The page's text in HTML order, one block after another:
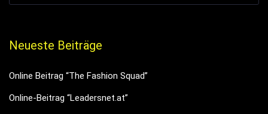
Neueste Beiträge
Online Beitrag “The Fashion Squad”
Online-Beitrag “Leadersnet.at”